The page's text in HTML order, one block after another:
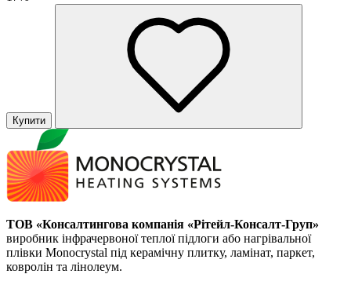
Купити
ТОВ «Консалтингова компанія «Рітейл-Консалт-Груп»
виробник інфрачервоної теплої підлоги або нагрівальної
плівки Monocrystal під керамічну плитку, ламінат, паркет,
ковролін та лінолеум.